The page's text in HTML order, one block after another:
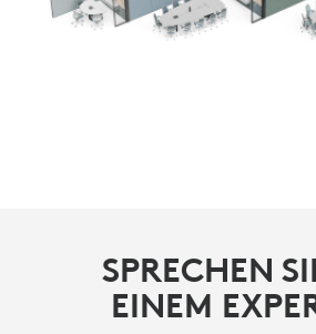
SPRECHEN
EINEM